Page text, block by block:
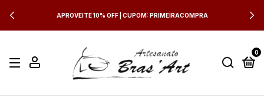
APROVEITE 10% OFF | CUPOM: PRIMEIRACOMPRA
0